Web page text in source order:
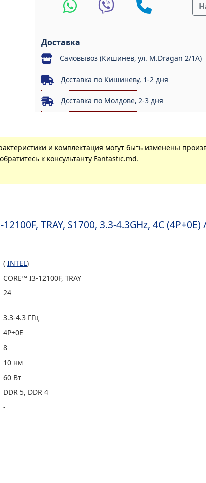
Доставка
Самовывоз (Кишинев, ул. M.Dragan 2/1A)
Доставка по Кишиневу, 1-2 дня
Доставка по Молдове, 2-3 дня
и комплектация могут быть изменены
к консультанту Fantastic.md.
TRAY, S1700, 3.3-4.3GHz, 4C (4P+0Е)
( INTEL)
CORE™ I3-12100F, TRAY
24
3.3-4.3 ГГц
4P+0Е
8
10 нм
60 Вт
DDR 5, DDR 4
-